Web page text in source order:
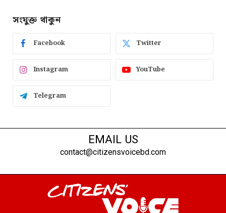
সংযুক্ত থাকুন
Facebook Twitter
Instagram YouTube
Telegram
EMAIL US
contact@citizensvoicebd.com